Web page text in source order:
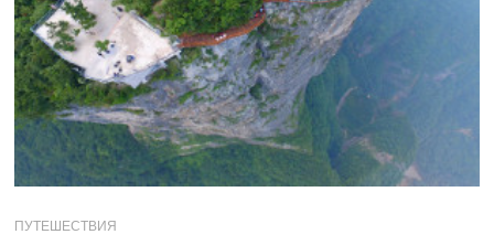
ПУТЕШЕСТВИЯ